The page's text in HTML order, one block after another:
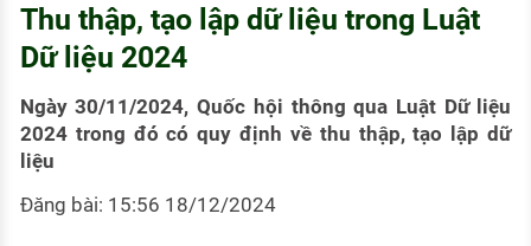
Việc làm lương cao
Việc làm tốt nhất
CÔNG TY
Danh sách nhà tuyển dụng
Tạo CV trực tuyến
Mẫu CV đơn giản
Mẫu CV hiện đại
Tính trợ cấp thất nghiệp
PHÁP LUẬT LAO ĐỘNG
Lao động và tiền lương
Bảo hiểm và phúc lợi
Thu thập, tạo lập dữ liệu trong Luật
Dữ liệu 2024
Ngày 30/11/2024, Quốc hội thông qua Luật Dữ liệu
2024 trong đó có quy định về thu thập, tạo lập dữ
liệu
Đăng bài: 15:56 18/12/2024